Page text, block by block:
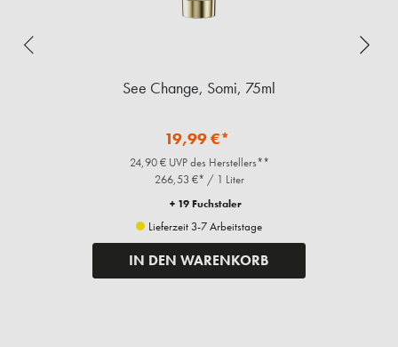
See Change, Somi, 75ml
19,99 €*
24,90 € UVP des Herstellers**
266,53 €* / 1 Liter
+ 19 Fuchstaler
Lieferzeit 3-7 Arbeitstage
IN DEN WARENKORB